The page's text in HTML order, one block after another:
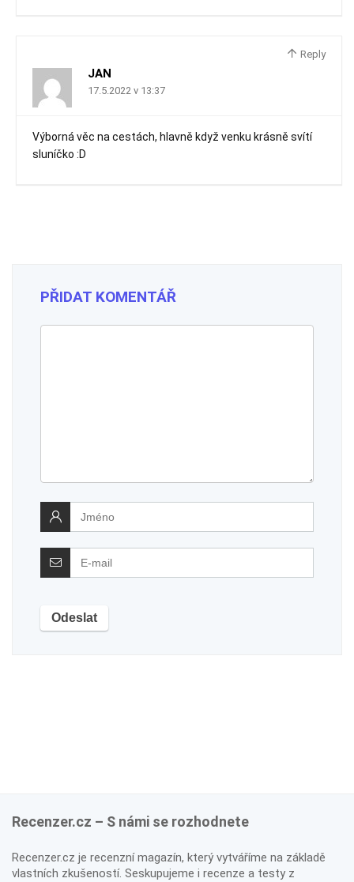
Reply
JAN
17.5.2022 v 13:37
Výborná věc na cestách, hlavně když venku krásně svítí
sluníčko :D
PŘIDAT KOMENTÁŘ
Recenzer.cz – S námi se rozhodnete
Recenzer.cz je recenzní magazín, který vytváříme na základě
vlastních zkušeností. Seskupujeme i recenze a testy z